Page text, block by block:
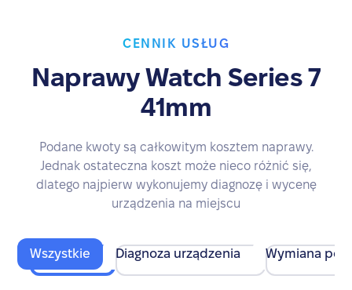
CENNIK USŁUG
Naprawy Watch Series 7
41mm
Podane kwoty są całkowitym kosztem naprawy.
Jednak ostateczna koszt może nieco różnić się,
dlatego najpierw wykonujemy diagnozę i wycenę
urządzenia na miejscu
Wszystkie Diagnoza urządzenia Wymiana